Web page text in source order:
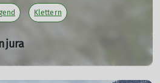
Klettern